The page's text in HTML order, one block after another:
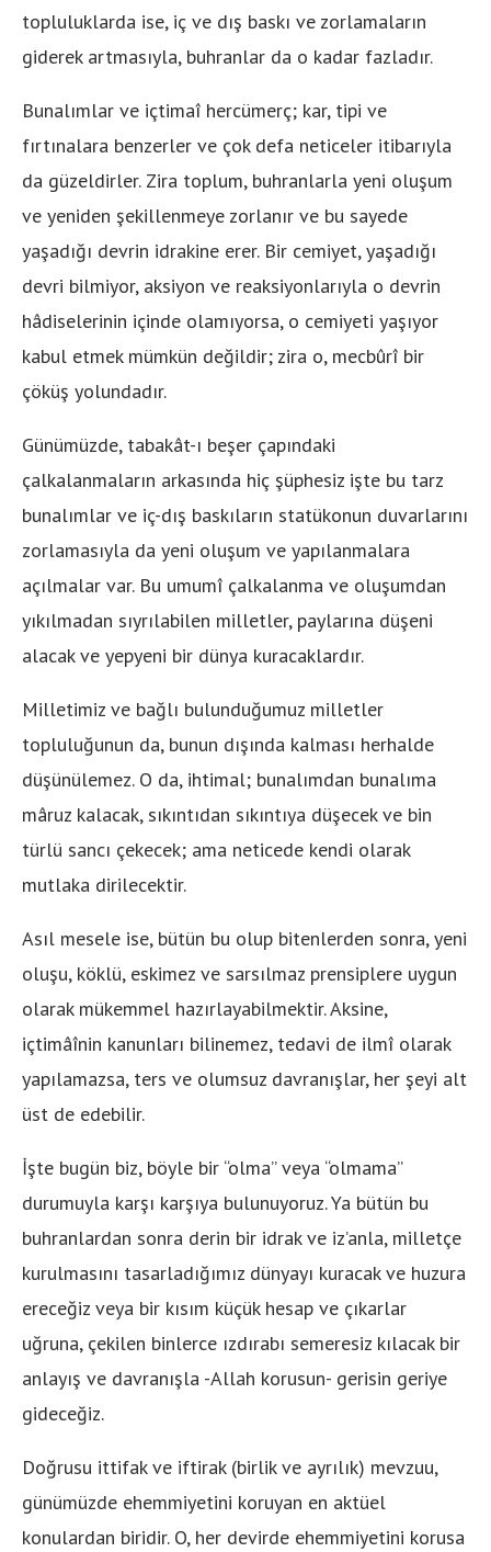
topluluklarda ise, iç ve dış baskı ve zorlamaların
giderek artmasıyla, buhranlar da o kadar fazladır.
Bunalımlar ve içtimaî hercümerç; kar, tipi ve
fırtınalara benzerler ve çok defa neticeler itibarıyla
da güzeldirler. Zira toplum, buhranlarla yeni oluşum
ve yeniden şekillenmeye zorlanır ve bu sayede
yaşadığı devrin idrakine erer. Bir cemiyet, yaşadığı
devri bilmiyor, aksiyon ve reaksiyonlarıyla o devrin
hâdiselerinin içinde olamıyorsa, o cemiyeti yaşıyor
kabul etmek mümkün değildir; zira o, mecbûrî bir
çöküş yolundadır.
Günümüzde, tabakât-ı beşer çapındaki
çalkalanmaların arkasında hiç şüphesiz işte bu tarz
bunalımlar ve iç-dış baskıların statükonun duvarlarını
zorlamasıyla da yeni oluşum ve yapılanmalara
açılmalar var. Bu umumî çalkalanma ve oluşumdan
yıkılmadan sıyrılabilen milletler, paylarına düşeni
alacak ve yepyeni bir dünya kuracaklardır.
Milletimiz ve bağlı bulunduğumuz milletler
topluluğunun da, bunun dışında kalması herhalde
düşünülemez. O da, ihtimal; bunalımdan bunalıma
mâruz kalacak, sıkıntıdan sıkıntıya düşecek ve bin
türlü sancı çekecek; ama neticede kendi olarak
mutlaka dirilecektir.
Asıl mesele ise, bütün bu olup bitenlerden sonra, yeni
oluşu, köklü, eskimez ve sarsılmaz prensiplere uygun
olarak mükemmel hazırlayabilmektir. Aksine,
içtimâînin kanunları bilinemez, tedavi de ilmî olarak
yapılamazsa, ters ve olumsuz davranışlar, her şeyi alt
üst de edebilir.
İşte bugün biz, böyle bir “olma” veya “olmama”
durumuyla karşı karşıya bulunuyoruz. Ya bütün bu
buhranlardan sonra derin bir idrak ve iz’anla, milletçe
kurulmasını tasarladığımız dünyayı kuracak ve huzura
ereceğiz veya bir kısım küçük hesap ve çıkarlar
uğruna, çekilen binlerce ızdırabı semeresiz kılacak bir
anlayış ve davranışla -Allah korusun- gerisin geriye
gideceğiz.
Doğrusu ittifak ve iftirak (birlik ve ayrılık) mevzuu,
günümüzde ehemmiyetini koruyan en aktüel
konulardan biridir. O, her devirde ehemmiyetini korusa